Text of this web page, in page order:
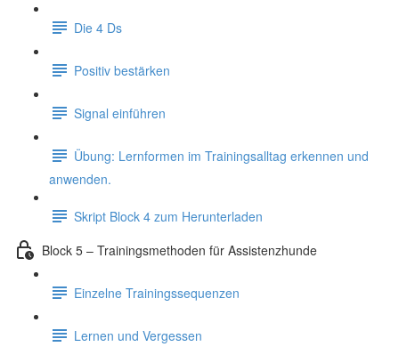
Die 4 Ds
Positiv bestärken
Signal einführen
Übung: Lernformen im Trainingsalltag erkennen und
anwenden.
Skript Block 4 zum Herunterladen
Block 5 – Trainingsmethoden für Assistenzhunde
Einzelne Trainingssequenzen
Lernen und Vergessen